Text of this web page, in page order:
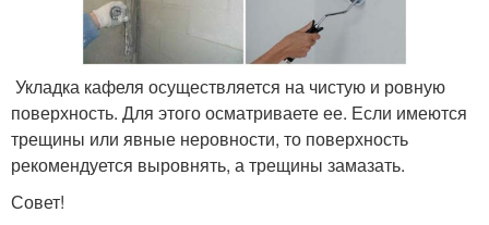
Укладка кафеля осуществляется на чистую и ровную
поверхность. Для этого осматриваете ее. Если имеются
трещины или явные неровности, то поверхность
рекомендуется выровнять, а трещины замазать.
Совет!